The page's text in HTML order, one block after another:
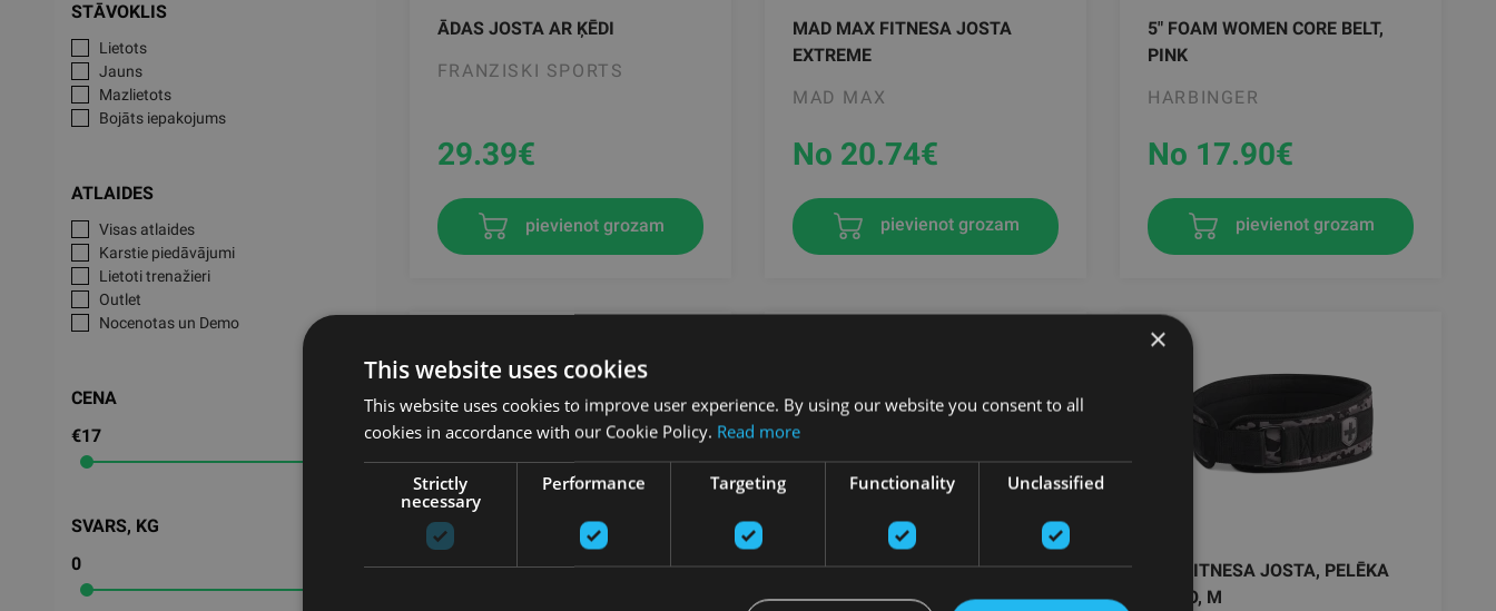
STĀVOKLIS
Lietots
Jauns
Mazlietots
Bojāts iepakojums
ATLAIDES
Visas atlaides
Karstie piedāvājumi
Lietoti trenažieri
Outlet
Nocenotas un Demo
CENA
€17
SVARS, KG
0
ĀDAS JOSTA AR ĶĒDI
FRANZISKI SPORTS
29.39€
pievienot grozam
MAD MAX FITNESA JOSTA
EXTREME
MAD MAX
No 20.74€
pievienot grozam
5" FOAM WOMEN CORE BELT,
PINK
HARBINGER
No 17.90€
pievienot grozam
HARBINGER 4" NYLON BELT,
4.5" FITNESA JOSTA UNISEX,
MELNA, M
4.5" FITNESA JOSTA, PELĒKA
CAMO, M
×
This website uses cookies
This website uses cookies to improve user experience. By using our website you consent to all
cookies in accordance with our Cookie Policy. Read more
Strictly
necessary
Performance Targeting Functionality Unclassified